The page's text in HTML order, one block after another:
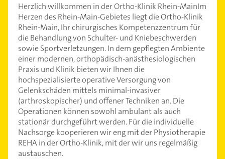
Herzlich willkommen in der Ortho-Klinik Rhein-MainIm
Herzen des Rhein-Main-Gebietes liegt die Ortho-Klinik
Rhein-Main, Ihr chirurgisches Kompetenzzentrum für
die Behandlung von Schulter- und Kniebeschwerden
sowie Sportverletzungen. In dem gepflegten Ambiente
einer modernen, orthopädisch-anästhesiologischen
Praxis und Klinik bieten wir Ihnen die
hochspezialisierte operative Versorgung von
Gelenkschäden mittels minimal-invasiver
(arthroskopischer) und offener Techniken an. Die
Operationen können sowohl ambulant als auch
stationär durchgeführt werden. Für die individuelle
Nachsorge kooperieren wir eng mit der Physiotherapie
REHA in der Ortho-Klinik, mit der wir uns regelmäßig
austauschen.